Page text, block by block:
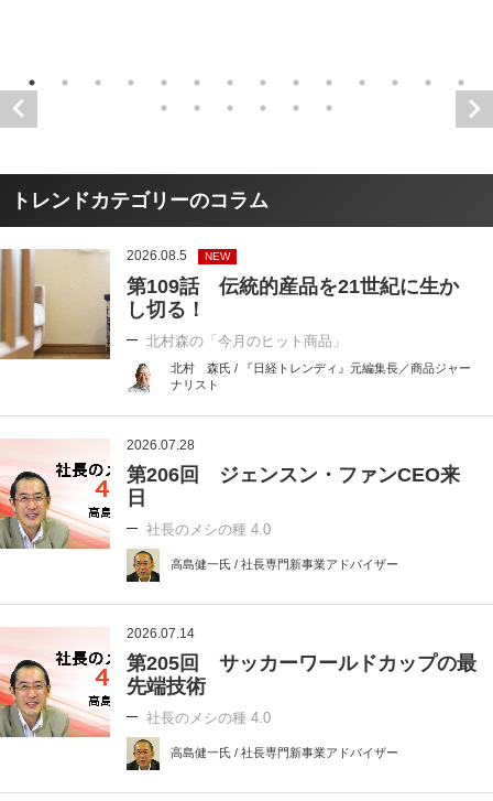
トレンドカテゴリーのコラム
2026.08.5 NEW
第109話 伝統的産品を21世紀に生か
し切る！
北村森の「今月のヒット商品」
北村 森氏 / 『日経トレンディ』元編集長／商品ジャー
ナリスト
2026.07.28
第206回 ジェンスン・ファンCEO来
日
社長のメシの種 4.0
高島健一氏 / 社長専門新事業アドバイザー
2026.07.14
第205回 サッカーワールドカップの最
先端技術
社長のメシの種 4.0
高島健一氏 / 社長専門新事業アドバイザー